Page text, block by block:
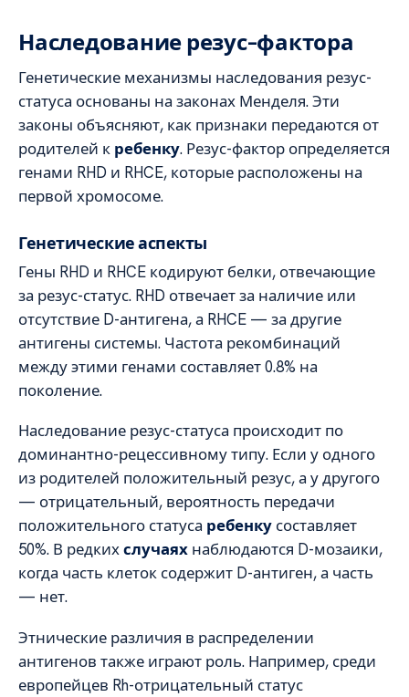
Наследование резус-фактора
Генетические механизмы наследования резус-
статуса основаны на законах Менделя. Эти
законы объясняют, как признаки передаются от
родителей к ребенку. Резус-фактор определяется
генами RHD и RHCE, которые расположены на
первой хромосоме.
Генетические аспекты
Гены RHD и RHCE кодируют белки, отвечающие
за резус-статус. RHD отвечает за наличие или
отсутствие D-антигена, а RHCE — за другие
антигены системы. Частота рекомбинаций
между этими генами составляет 0.8% на
поколение.
Наследование резус-статуса происходит по
доминантно-рецессивному типу. Если у одного
из родителей положительный резус, а у другого
— отрицательный, вероятность передачи
положительного статуса ребенку составляет
50%. В редкихслучаях наблюдаются D-мозаики,
когда часть клеток содержит D-антиген, а часть
— нет.
Этнические различия в распределении
антигенов также играют роль. Например, среди
европейцев Rh-отрицательный статус